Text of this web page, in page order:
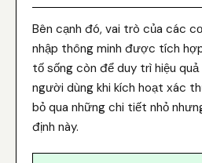
Bên cạnh đó, vai trò của các
nhập thông minh được tích
tố sống còn để duy trì hiệu quả
người dùng khi kích hoạt xác
bỏ qua những chi tiết nhỏ
định này.